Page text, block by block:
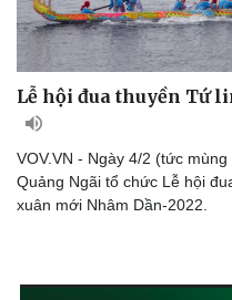
Lễ hội đua thuyền Tứ
VOV.VN - Ngày 4/2 (tức
Quảng Ngãi tổ chức Lễ hội
xuân mới Nhâm Dần-2022.